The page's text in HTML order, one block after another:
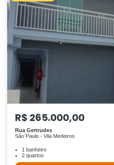
R$ 265.000,00
Rua Gertrudes
São Paulo - Vila Medeiros
1 banheiro
2 quartos